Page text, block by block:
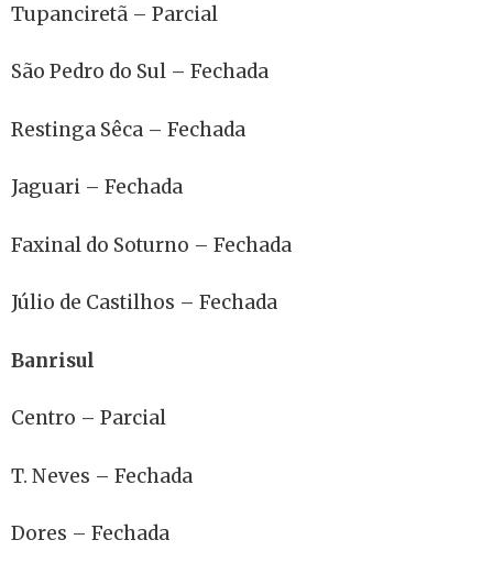
Tupanciretã – Parcial
São Pedro do Sul – Fechada
Restinga Sêca – Fechada
Jaguari – Fechada
Faxinal do Soturno – Fechada
Júlio de Castilhos – Fechada
Banrisul
Centro – Parcial
T. Neves – Fechada
Dores – Fechada